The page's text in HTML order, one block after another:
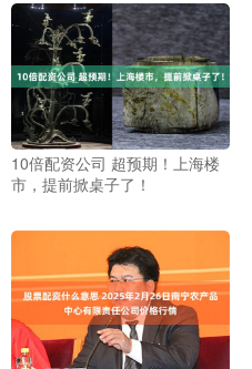
10倍配资公司 超预期！上海楼
市，提前掀桌子了！